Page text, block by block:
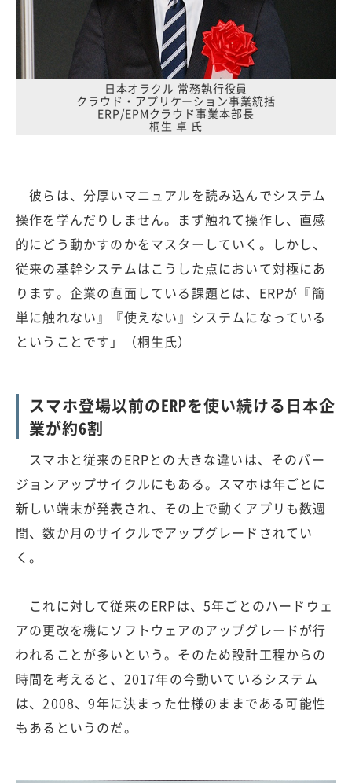
日本オラクル 常務執行役員
クラウド・アプリケーション事業統括
ERP/EPMクラウド事業本部長
桐生 卓 氏
彼らは、分厚いマニュアルを読み込んでシステム
操作を学んだりしません。まず触れて操作し、直感
的にどう動かすのかをマスターしていく。しかし、
従来の基幹システムはこうした点において対極にあ
ります。企業の直面している課題とは、ERPが『簡
単に触れない』『使えない』システムになっている
ということです」（桐生氏）
スマホ登場以前のERPを使い続ける日本企
業が約6割
スマホと従来のERPとの大きな違いは、そのバー
ジョンアップサイクルにもある。スマホは年ごとに
新しい端末が発表され、その上で動くアプリも数週
間、数か月のサイクルでアップグレードされてい
く。
これに対して従来のERPは、5年ごとのハードウェ
アの更改を機にソフトウェアのアップグレードが行
われることが多いという。そのため設計工程からの
時間を考えると、2017年の今動いているシステム
は、2008、9年に決まった仕様のままである可能性
もあるというのだ。